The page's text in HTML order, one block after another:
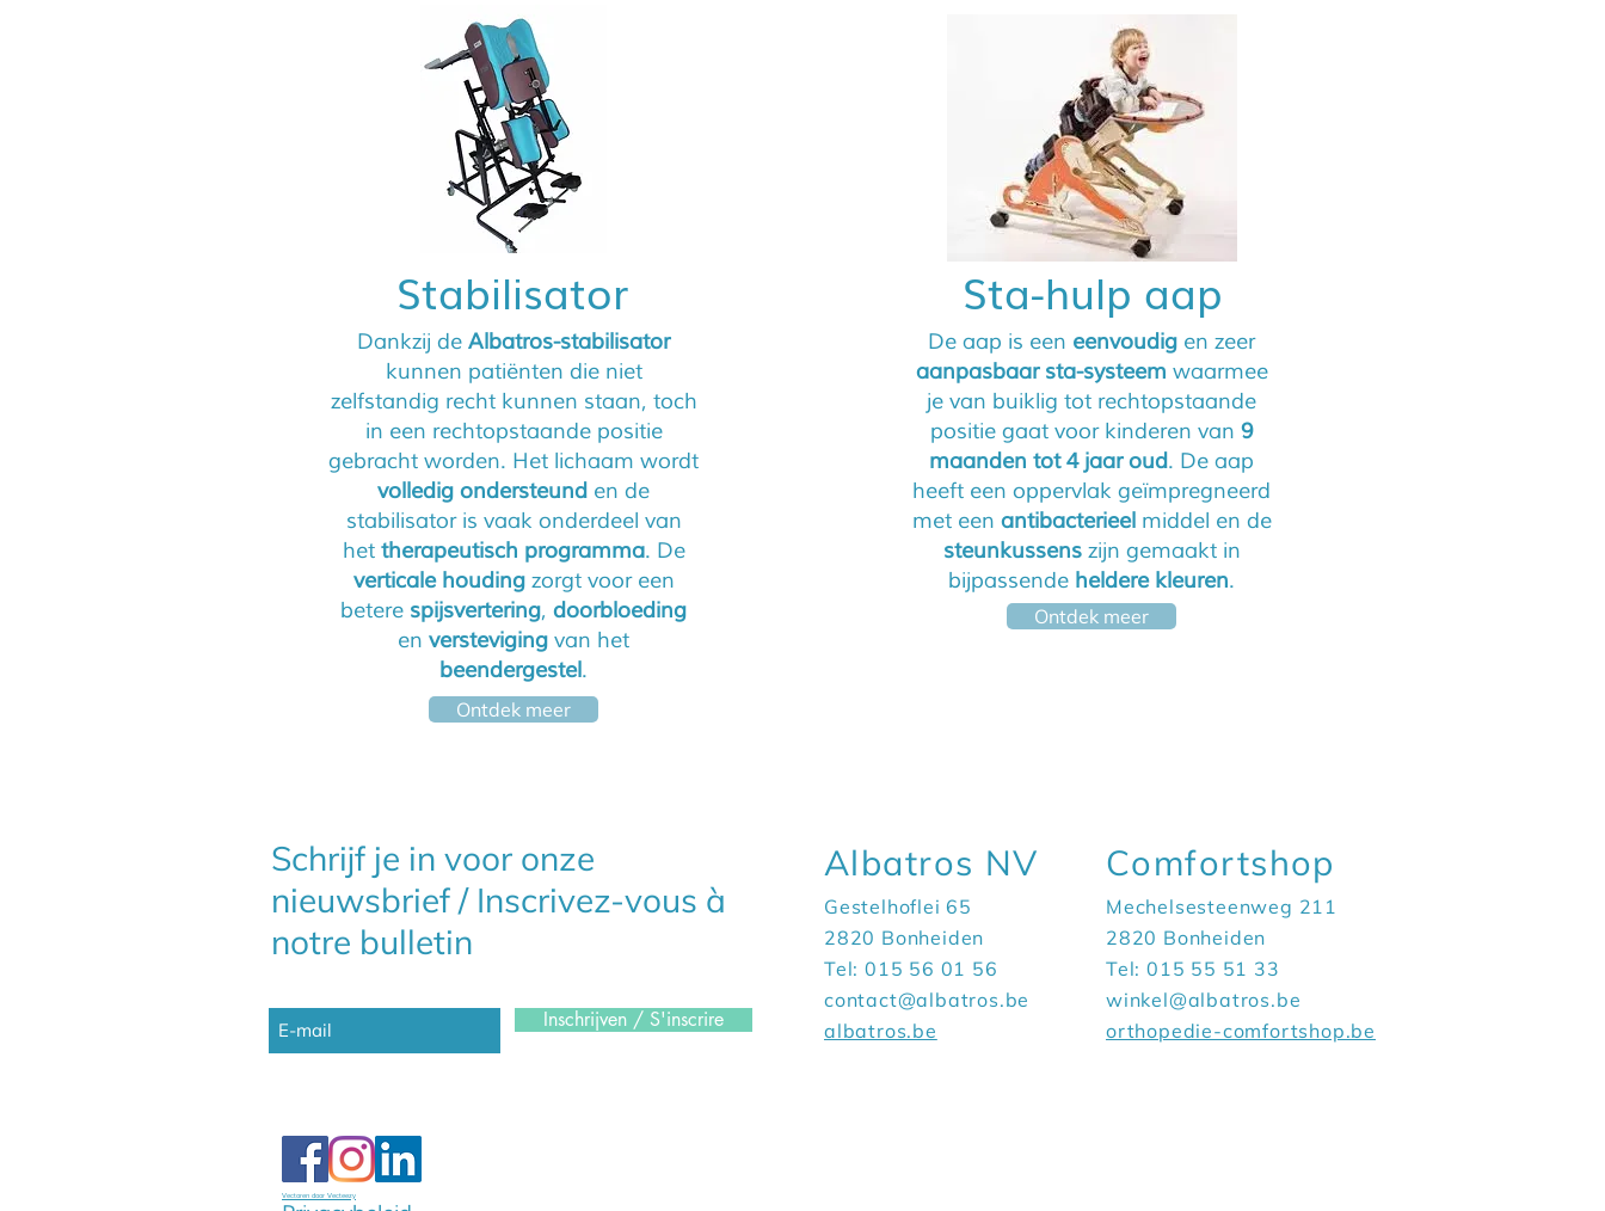
Stabilisator
Dankzij de Albatros-stabilisator
kunnen patiënten die niet
zelfstandig recht kunnen staan, toch
in een rechtopstaande positie
gebracht worden. Het lichaam wordt
volledig ondersteund en de
stabilisator is vaak onderdeel van
het therapeutisch programma. De
verticale houdingzorgt voor een
betere spijsvertering, doorbloeding
en versteviging van het
beendergestel.
Sta-hulp aap
De aap is een eenvoudig en zeer
aanpasbaar sta-systeem waarmee
je van buiklig tot rechtopstaande
positie gaat voor kinderen van 9
maanden tot 4 jaar oud. De aap
heeft een oppervlak geïmpregneerd
met een antibacterieel middel en de
steunkussenszijn gemaakt in
bijpassende heldere kleuren.
Ontdek meer
Ontdek meer
Schrijf je in voor onze
nieuwsbrief / Inscrivez-vous à
notre bulletin
Inschrijven / S'inscrire
Albatros NV
Gestelhoflei 65
2820 Bonheiden
Tel: 015 56 01 56
contact@albatros.be
albatros.be
Comfortshop
Mechelsesteenweg 211
2820 Bonheiden
Tel: 015 55 51 33
winkel@albatros.be
orthopedie-comfortshop.be
Vectoren door Vecteezy